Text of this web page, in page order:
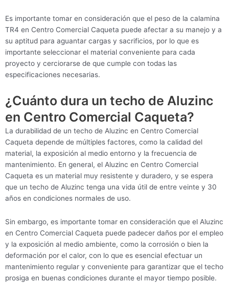
Es importante tomar en consideración que el peso de la calamina
TR4 en Centro Comercial Caqueta puede afectar a su manejo y a
su aptitud para aguantar cargas y sacrificios, por lo que es
importante seleccionar el material conveniente para cada
proyecto y cerciorarse de que cumple con todas las
especificaciones necesarias.
¿Cuánto dura un techo de Aluzinc
en Centro Comercial Caqueta?
La durabilidad de un techo de Aluzinc en Centro Comercial
Caqueta depende de múltiples factores, como la calidad del
material, la exposición al medio entorno y la frecuencia de
mantenimiento. En general, el Aluzinc en Centro Comercial
Caqueta es un material muy resistente y duradero, y se espera
que un techo de Aluzinc tenga una vida útil de entre veinte y 30
años en condiciones normales de uso.
Sin embargo, es importante tomar en consideración que el Aluzinc
en Centro Comercial Caqueta puede padecer daños por el empleo
y la exposición al medio ambiente, como la corrosión o bien la
deformación por el calor, con lo que es esencial efectuar un
mantenimiento regular y conveniente para garantizar que el techo
prosiga en buenas condiciones durante el mayor tiempo posible.